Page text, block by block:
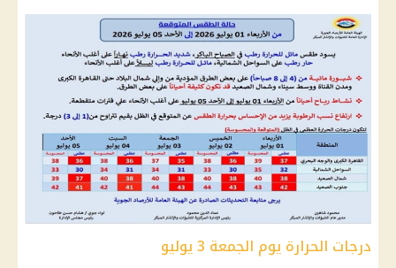
درجات الحرارة يوم الجمعة 3 يوليو